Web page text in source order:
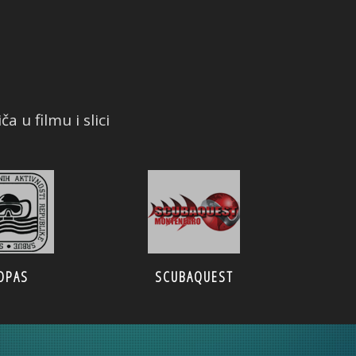
u filmu i slici
SCUBAQUEST